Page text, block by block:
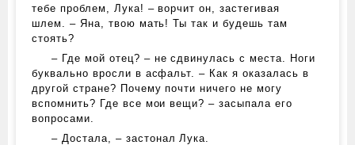
тебе проблем, Лука! – ворчит он, застегивая
шлем. – Яна, твою мать! Ты так и будешь там
стоять?
– Где мой отец? – не сдвинулась с места. Ноги
буквально вросли в асфальт. – Как я оказалась в
другой стране? Почему почти ничего не могу
вспомнить? Где все мои вещи? – засыпала его
вопросами.
– Достала, – застонал Лука.